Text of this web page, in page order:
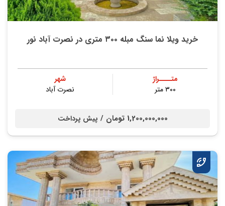
خرید ویلا نما سنگ مبله ۳۰۰ متری در نصرت آباد نور
متــــراژ
۳۰۰ متر
شهر
نصرت آباد
1,200,000,000 تومان / پیش پرداخت